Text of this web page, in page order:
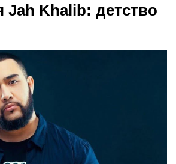
Jah Khalib: детство